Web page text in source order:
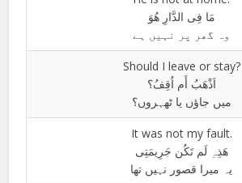
مَا فِی الدَّارِ ھُوَ
وہ گھر پر نہیں ہے
Should I leave or stay?
اَذْھَبُ أَم اُقِفُ؟
میں جاؤں یا ٹھہروں؟
It was not my fault.
ھَذِہِ لَم تَکُن جَرِیمَتِی
یہ میرا قصور نہیں تھا